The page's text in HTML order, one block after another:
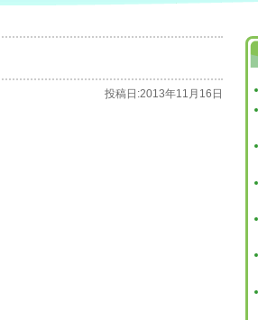
投稿日:2013年11月16日